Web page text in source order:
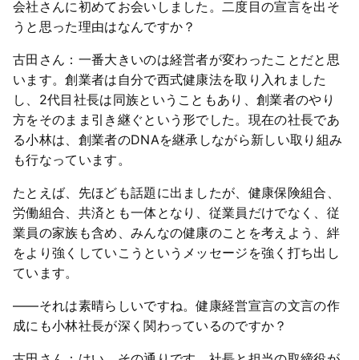
会社さんに初めてお会いしました。二度目の宣言を出そ
うと思った理由はなんですか？
古田さん：一番大きいのは経営者が変わったことだと思
います。創業者は自分で西式健康法を取り入れました
し、2代目社長は同族ということもあり、創業者のやり
方をそのまま引き継ぐという形でした。現在の社長であ
る小林は、創業者のDNAを継承しながら新しい取り組み
も行なっています。
たとえば、先ほども話題に出ましたが、健康保険組合、
労働組合、共済とも一体となり、従業員だけでなく、従
業員の家族も含め、みんなの健康のことを考えよう、絆
をより強くしていこうというメッセージを強く打ち出し
ています。
――それは素晴らしいですね。健康経営宣言の文言の作
成にも小林社長が深く関わっているのですか？